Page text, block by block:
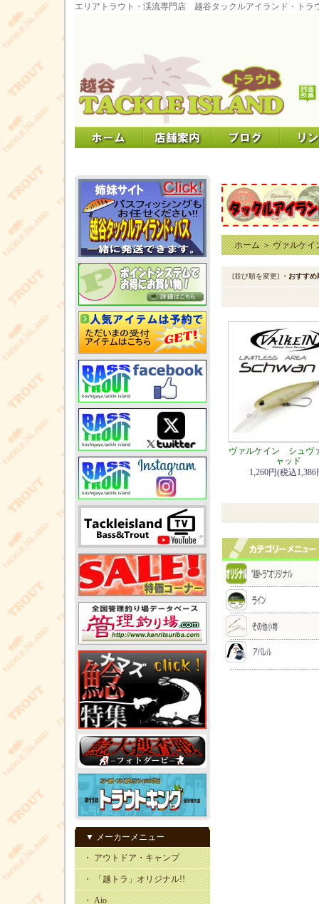
エリアトラウト・渓流専門店 越谷タックルアイランド・トラ
▼ メーカーメニュー
・ アウトドア・キャンプ
・ 「越トラ」オリジナル!!
・ Aio
ホーム＞ヴァルケイ
[並び順を変更] ・おすすめ
ヴァルケイン シュヴ
ャッド
1,260円(税込1,386